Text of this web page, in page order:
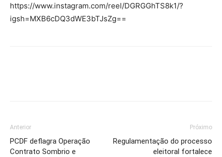
https://www.instagram.com/reel/DGRGGhTS8k1/?
igsh=MXB6cDQ3dWE3bTJsZg==
Anterior
PCDF deflagra Operação
Contrato Sombrio e
Próximo
Regulamentação do processo
eleitoral fortalece